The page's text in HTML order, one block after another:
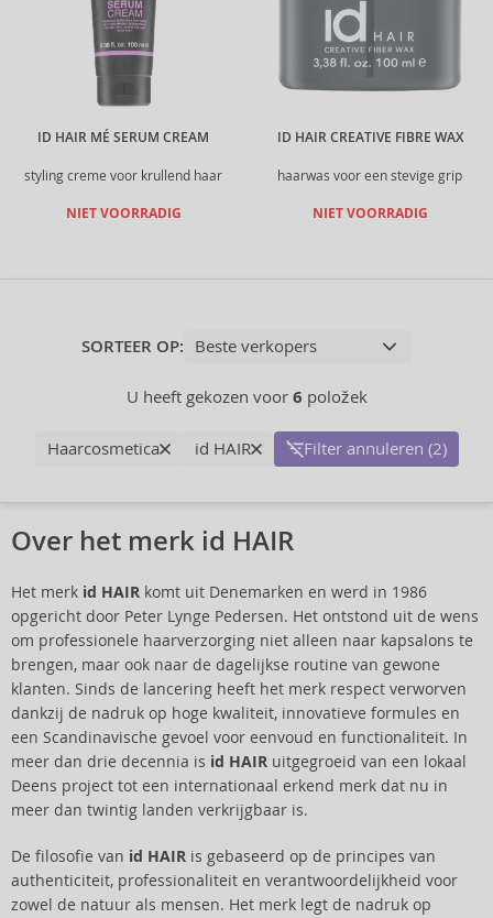
ID HAIR MÉ SERUM CREAM
styling creme voor krullend haar
NIET VOORRADIG
ID HAIR CREATIVE FIBRE WAX
haarwas voor een stevige grip
NIET VOORRADIG
SORTEER OP:
U heeft gekozen voor 6 položek
Haarcosmetica id HAIR Filter annuleren (2)
Over het merk id HAIR
Het merk id HAIR komt uit Denemarken en werd in 1986
opgericht door Peter Lynge Pedersen. Het ontstond uit de wens
om professionele haarverzorging niet alleen naar kapsalons te
brengen, maar ook naar de dagelijkse routine van gewone
klanten. Sinds de lancering heeft het merk respect verworven
dankzij de nadruk op hoge kwaliteit, innovatieve formules en
een Scandinavische gevoel voor eenvoud en functionaliteit. In
meer dan drie decennia is id HAIR uitgegroeid van een lokaal
Deens project tot een internationaal erkend merk dat nu in
meer dan twintig landen verkrijgbaar is.
De filosofie van id HAIR is gebaseerd op de principes van
authenticiteit, professionaliteit en verantwoordelijkheid voor
zowel de natuur als mensen. Het merk legt de nadruk op